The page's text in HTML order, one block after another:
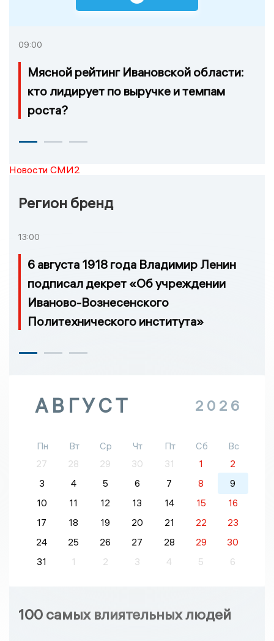
09:00
Мясной рейтинг Ивановской области:
кто лидирует по выручке и темпам
роста?
Новости СМИ2
Регион бренд
13:00
6 августа 1918 года Владимир Ленин
подписал декрет «Об учреждении
Иваново-Вознесенского
Политехнического института»
АВГУСТ 2026
Пн Вт Ср Чт Пт Сб
Вс
27
28 29 30 31 1
2
3
4 5 6 7 8
9
10
11 12 13 14 15
16
17
18 19 20 21 22
23
24
25 26 27 28 29
30
31
1 2 3 4 5 6
100 самых влиятельных людей